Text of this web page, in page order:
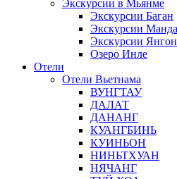
Экскурсии в Мьянме
Экскурсии Баган
Экскурсии
Экскурсии Янгон
Озеро Инле
Отели
Отели Вьетнама
ВУНГТАУ
ДАЛАТ
ДАНАНГ
КУАНГБИНЬ
КУИНЬОН
НИНЬТХУАН
НЯЧАНГ